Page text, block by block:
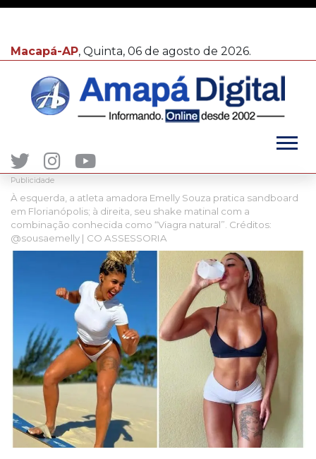
Macapá-AP, Quinta, 06 de agosto de 2026.
Publicidade
À esquerda, a atleta amadora Emelly Souza pratica sandboard
em Florianópolis; à direita, seu shake matinal com a
combinação conhecida como “Viagra natural”. Créditos:
@sousaemelly | CO ASSESSORIA